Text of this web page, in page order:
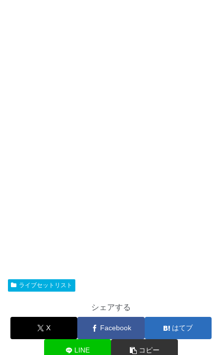
ライブセットリスト
シェアする
X Facebook はてブ
LINE コピー